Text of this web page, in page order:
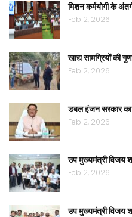
मिशन कर्मयोगी के
Feb 2, 2026
खाद्य सामग्रियों की
Feb 2, 2026
डबल इंजन सरकार का
Feb 2, 2026
उप मुख्यमंत्री विजय
Feb 2, 2026
उप मुख्यमंत्री विजय